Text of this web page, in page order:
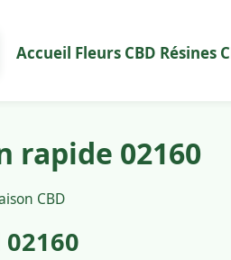
Accueil Fleurs CBD Résines
rapide 02160
CBD